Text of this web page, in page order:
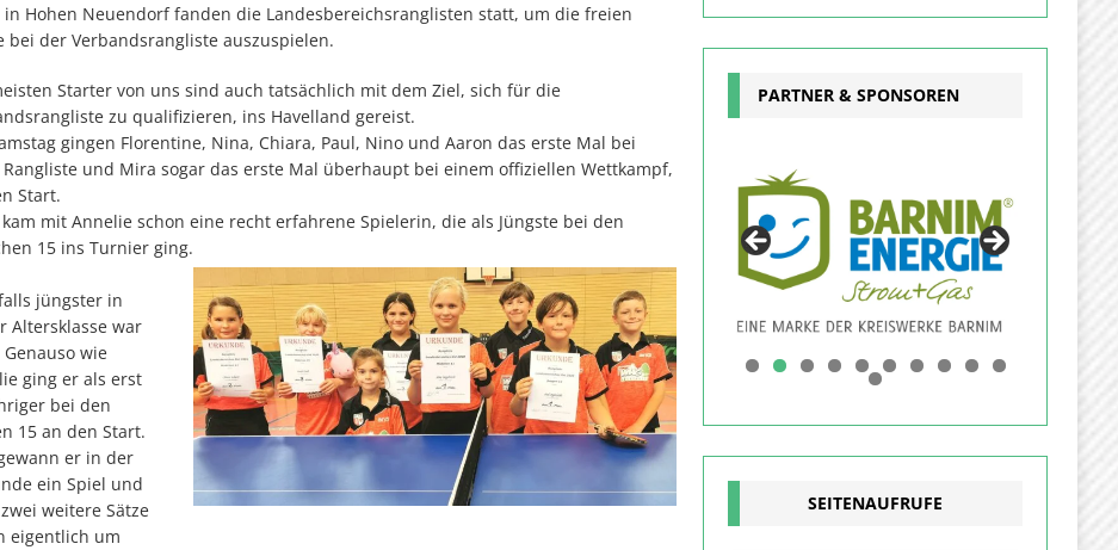
in Hohen Neuendorf fanden die Landesbereichsranglisten statt, um die freien
bei der Verbandsrangliste auszuspielen.
Starter von uns sind auch tatsächlich mit dem Ziel, sich für die
zu qualifizieren, ins Havelland gereist.
gingen Florentine, Nina, Chiara, Paul, Nino und Aaron das erste Mal bei
und Mira sogar das erste Mal überhaupt bei einem offiziellen Wettkampf,
Start.
kam mit Annelie schon eine recht erfahrene Spielerin, die als Jüngste bei den
15 ins Turnier ging.
jüngster in
Altersklasse war
wie
ging er als erst
bei den
15 an den Start.
er in der
ein Spiel und
weitere Sätze
eigentlich um
PARTNER & SPONSOREN
0
1
SEITENAUFRUFE